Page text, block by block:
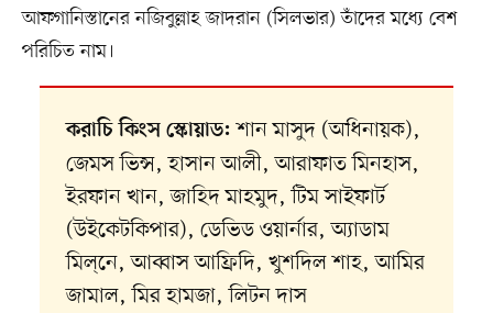
আফগানিস্তানের নজিবুল্লাহ জাদরান (সিলভার) তাঁদের মধ্যে বেশ
পরিচিত নাম।
করাচি কিংস স্কোয়াড: শান মাসুদ (অধিনায়ক),
জেমস ভিন্স, হাসান আলী, আরাফাত মিনহাস,
ইরফান খান, জাহিদ মাহমুদ, টিম সাইফার্ট
(উইকেটকিপার), ডেভিড ওয়ার্নার, অ্যাডাম
মিল্‌নে, আব্বাস আফ্রিদি, খুশদিল শাহ, আমির
জামাল, মির হামজা, লিটন দাস